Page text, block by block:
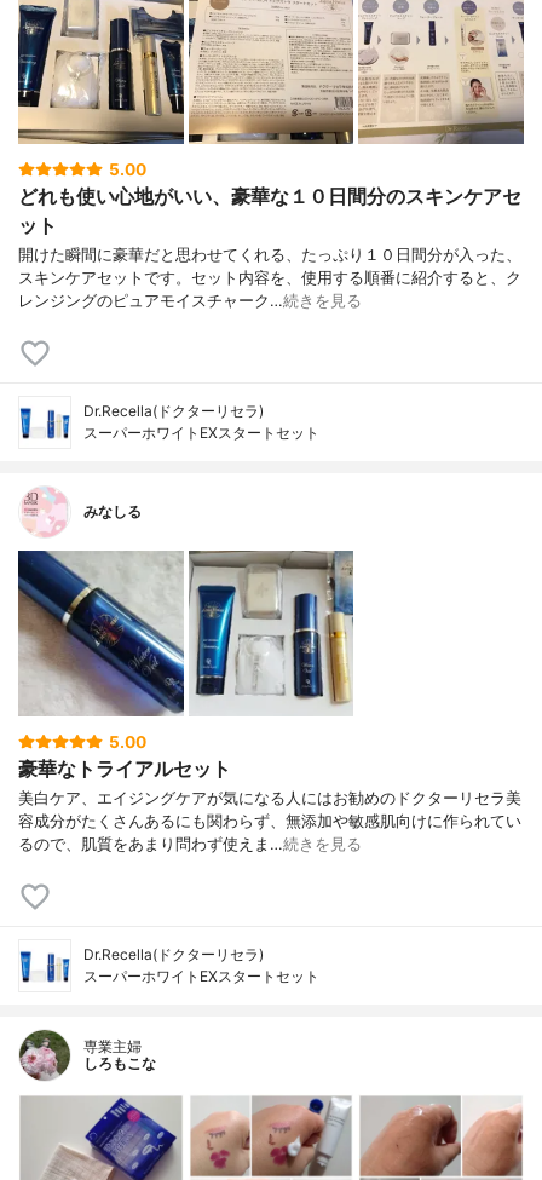
5.00
どれも使い心地がいい、豪華な１０日間分のスキンケアセ
ット
開けた瞬間に豪華だと思わせてくれる、たっぷり１０日間分が入った、
スキンケアセットです。セット内容を、使用する順番に紹介すると、ク
レンジングのピュアモイスチャーク…続きを見る
Dr.Recella(ドクターリセラ)
スーパーホワイトEXスタートセット
みなしる
5.00
豪華なトライアルセット
美白ケア、エイジングケアが気になる人にはお勧めのドクターリセラ美
容成分がたくさんあるにも関わらず、無添加や敏感肌向けに作られてい
るので、肌質をあまり問わず使えま…続きを見る
Dr.Recella(ドクターリセラ)
スーパーホワイトEXスタートセット
専業主婦
しろもこな